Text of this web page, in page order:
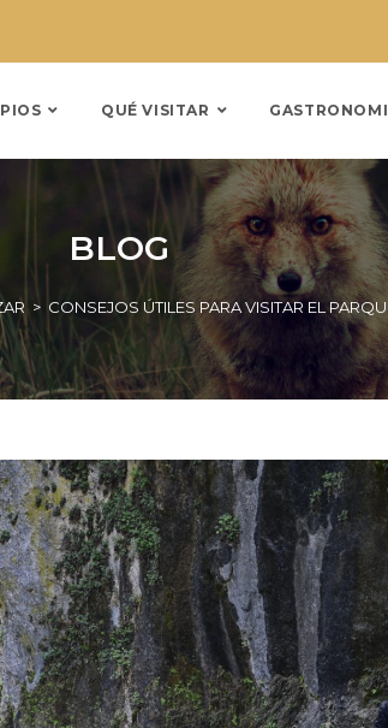
QUÉ VISITAR
BLOG
> CONSEJOS ÚTILES PARA VISITAR EL